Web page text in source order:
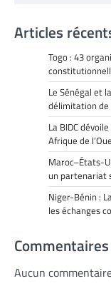
Articles
Togo : 43
Le Sénégal et
délimitation
La BIDC
Afrique de
Maroc–États-
un partenariat
Niger-Bénin :
les échanges
Aucun